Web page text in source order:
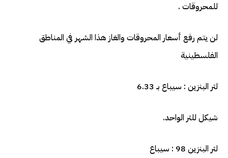
للمحروقات .
لن يتم رفع أسعار المحروقات والغاز هذا الشهر في المناطق
الفلسطينية
لتر البنزين : سيباع بـ 6.33
شيكل للتر الواحد.
لتر البنزين 98 : سيباع